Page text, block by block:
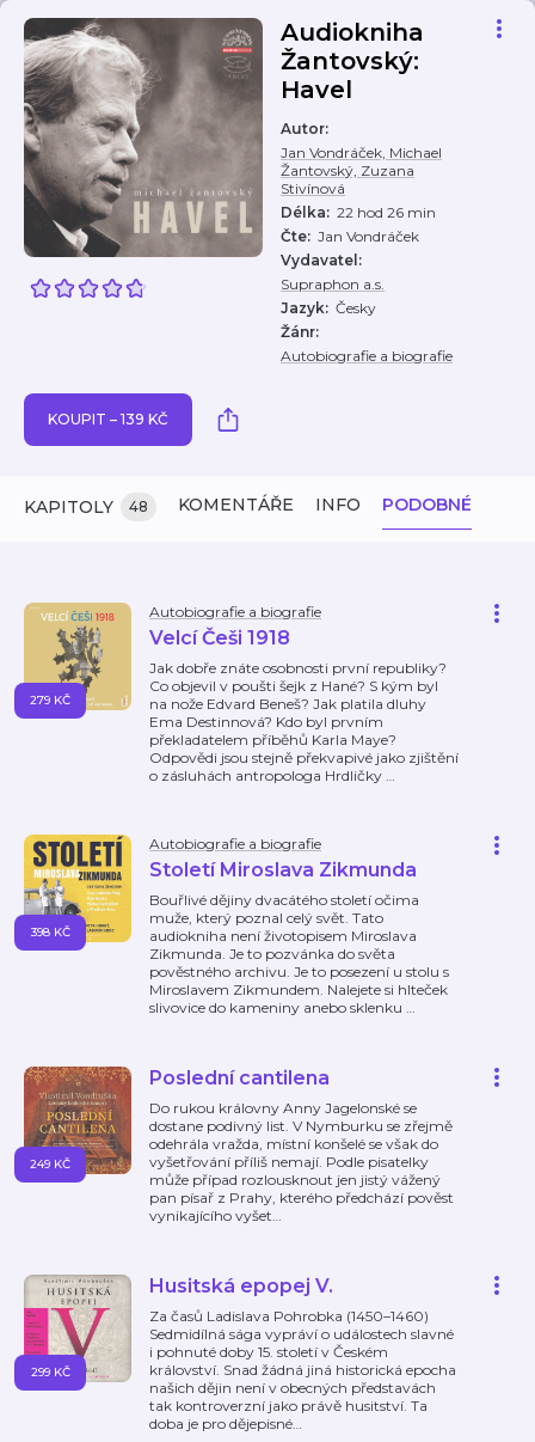
Audiokniha
Žantovský:
Havel
Autor:
Jan Vondráček, Michael
Žantovský, Zuzana
Stivínová
Délka: 22 hod 26 min
Čte: Jan Vondráček
Vydavatel :
Supraphon a.s.
Jazyk: Česky
Žánr:
Autobiografie a biografie
KOUPIT – 139 KČ
KAPITOLY 48 KOMENTÁŘE INFO PODOBNÉ
Autobiografie a biografie
Velcí Češi 1918
Jak dobře znáte osobnosti první republiky?
Co objevil v poušti šejk z Hané? S kým byl
na nože Edvard Beneš? Jak platila dluhy
Ema Destinnová? Kdo byl prvním
překladatelem příběhů Karla Maye?
Odpovědi jsou stejně překvapivé jako zjištění
o zásluhách antropologa Hrdličky …
279 KČ
Autobiografie a biografie
Století Miroslava Zikmunda
Bouřlivé dějiny dvacátého století očima
muže, který poznal celý svět. Tato
audiokniha není životopisem Miroslava
Zikmunda. Je to pozvánka do světa
pověstného archivu. Je to posezení u stolu s
Miroslavem Zikmundem. Nalejete si hlteček
slivovice do kameniny anebo sklenku …
398 KČ
Poslední cantilena
Do rukou královny Anny Jagelonské se
dostane podivný list. V Nymburku se zřejmě
odehrála vražda, místní konšelé se však do
vyšetřování příliš nemají. Podle pisatelky
může případ rozlousknout jen jistý vážený
pan písař z Prahy, kterého předchází pověst
vynikajícího vyšet…
249 KČ
Husitská epopej V.
Za časů Ladislava Pohrobka (1450–1460)
Sedmidílná sága vypráví o událostech slavné
i pohnuté doby 15. století v Českém
království. Snad žádná jiná historická epocha
našich dějin není v obecných představách
tak kontroverzní jako právě husitství. Ta
doba je pro dějepisné…
299 KČ